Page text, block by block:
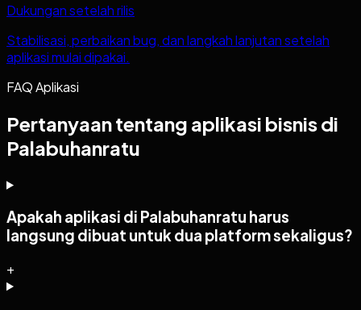
Dukungan setelah rilis
Stabilisasi, perbaikan bug, dan langkah lanjutan setelah
aplikasi mulai dipakai.
FAQ Aplikasi
Pertanyaan tentang aplikasi bisnis di
Palabuhanratu
Apakah aplikasi di Palabuhanratu harus
langsung dibuat untuk dua platform sekaligus?
+